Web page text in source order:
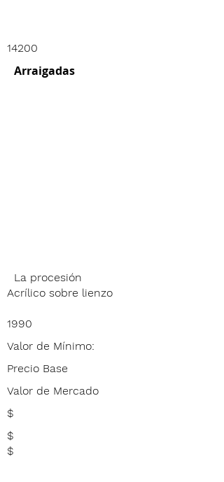
14200
Arraigadas
La procesión
Acrílico sobre lienzo
1990
Valor de Mínimo:
Precio Base
Valor de Mercado
$
$
$